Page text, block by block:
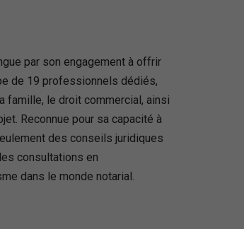
par son engagement à offrir
de 19 professionnels dédiés,
famille, le droit commercial, ainsi
Reconnue pour sa capacité à
des conseils juridiques
consultations en
dans le monde notarial.